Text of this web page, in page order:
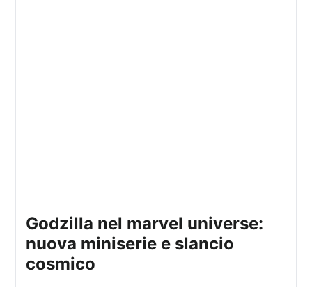
godzilla nel marvel universe:
nuova miniserie e slancio
cosmico